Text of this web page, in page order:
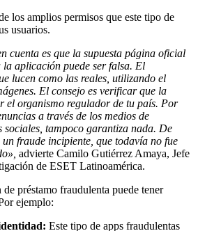
los amplios permisos que este tipo de
usuarios.
cuenta es que la supuesta página oficial
la aplicación puede ser falsa. El
lucen como las reales, utilizando el
El consejo es verificar que la
el organismo regulador de tu país. Por
a través de los medios de
sociales, tampoco garantiza nada. De
fraude incipiente, que todavía no fue
advierte Camilo Gutiérrez Amaya, Jefe
de ESET Latinoamérica.
préstamo fraudulenta puede tener
ejemplo:
Este tipo de apps fraudulentas